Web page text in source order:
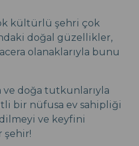
kültürlü şehri çok
doğal güzellikler,
olanaklarıyla bunu
doğa tutkunlarıyla
bir nüfusa ev sahipliği
ve keyfini
şehir!